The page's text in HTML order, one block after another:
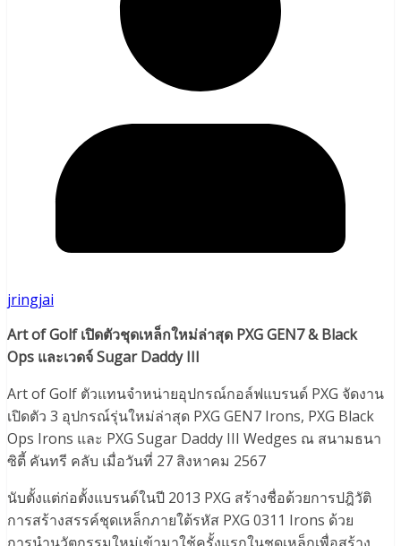
jringjai
Art of Golf เปิดตัวชุดเหล็กใหม่ล่าสุด PXG GEN7 & Black
Ops และเวดจ์ Sugar Daddy III
Art of Golf ตัวแทนจำหน่ายอุปกรณ์กอล์ฟแบรนด์ PXG จัดงาน
เปิดตัว 3 อุปกรณ์รุ่นใหม่ล่าสุด PXG GEN7 Irons, PXG Black
Ops Irons และ PXG Sugar Daddy III Wedges ณ สนามธนา
ซิตี้ คันทรี คลับ เมื่อวันที่ 27 สิงหาคม 2567
นับตั้งแต่ก่อตั้งแบรนด์ในปี 2013 PXG สร้างชื่อด้วยการปฎิวัติ
การสร้างสรรค์ชุดเหล็กภายใต้รหัส PXG 0311 Irons ด้วย